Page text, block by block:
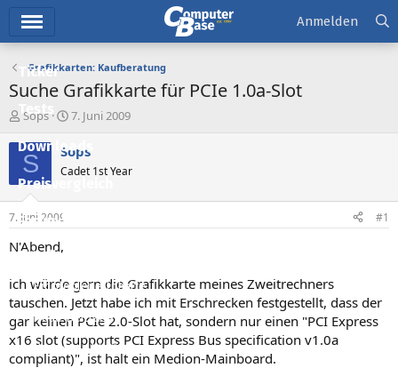
Ticker
Tests
Downloads
Preisvergleich
Forum
Aktuelles
Empfohlene Inhalte
Neue Beiträge
Neueste Aktivitäten
Anmelden
Grafikkarten: Kaufberatung
Suche Grafikkarte für PCIe 1.0a-Slot
E
s
t
e
e
r
Sops
E
s
e
t
7. Juni 2009
S Sops
Cadet 1st Year
7. Juni 2009 #1
N'Abend,
ich würde gern die Grafikkarte meines Zweitrechners
tauschen. Jetzt habe ich mit Erschrecken festgestellt, dass der
gar keinen PCIe 2.0-Slot hat, sondern nur einen "PCI Express
x16 slot (supports PCI Express Bus specification v1.0a
compliant)", ist halt ein Medion-Mainboard.